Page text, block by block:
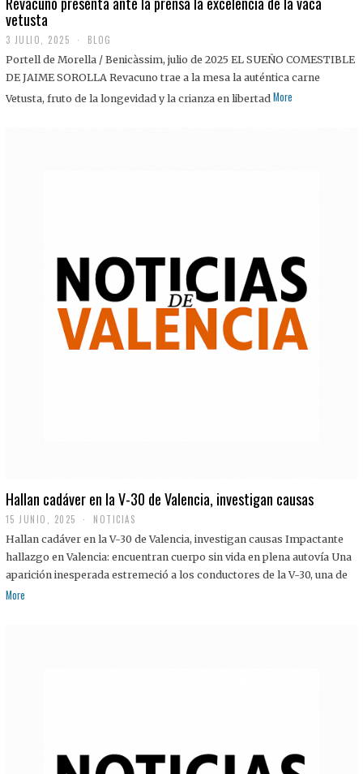
vetusta
3 JULIO, 2025
J
U
I
BLOG
Portell de Morella / Benicàssim, julio de 2025 EL SUEÑO COMESTIBLE
DE JAIME SOROLLA Revacuno trae a la mesa la auténtica carne
Vetusta, fruto de la longevidad y la crianza en libertad More
Hallan cadáver en la V-30 de Valencia, investigan causas
15 JUNIO, 2025 NOTICIAS
Hallan cadáver en la V-30 de Valencia, investigan causas Impactante
hallazgo en Valencia: encuentran cuerpo sin vida en plena autovía Una
aparición inesperada estremeció a los conductores de la V-30, una de
More